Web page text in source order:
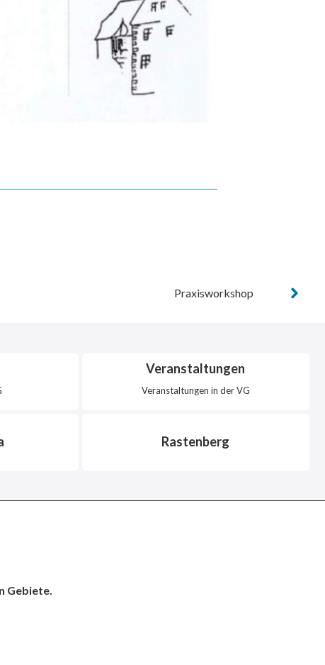
Praxisworkshop
Veranstaltungen
Veranstaltungen in der VG
Rastenberg
Gebiete.